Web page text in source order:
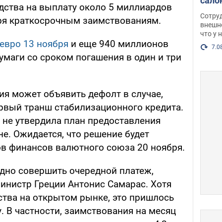
на выплату около 5 миллиардов
краткосрочным заимствованиям.
13 ноября и еще 940 миллионов
со сроком погашения в один и три
может объявить дефолт в случае,
транш стабилизационного кредита.
утвердила план предоставления
Ожидается, что решение будет
финансов валютного союза 20 ноября.
совершить очередной платеж,
Греции Антонис Самарас. Хотя
на открытом рынке, это пришлось
В частности, заимствования на месяц
Фото
что у